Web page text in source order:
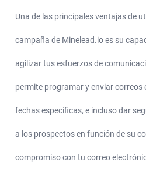
Una de las principales ventajas de
campaña de Minelead.io es su
agilizar tus esfuerzos de
permite programar y enviar
fechas específicas, e incluso dar
a los prospectos en función de su
compromiso con tu correo